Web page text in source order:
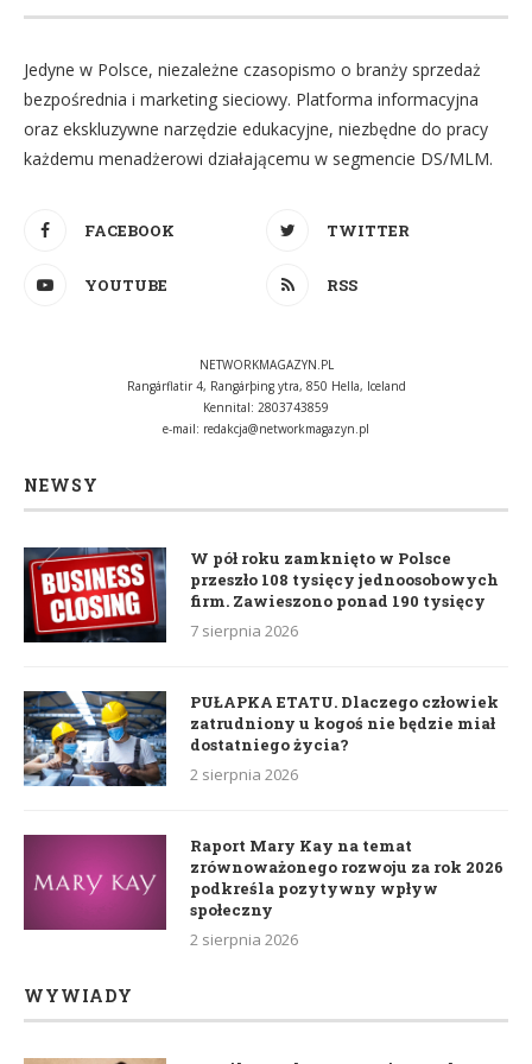
Jedyne w Polsce, niezależne czasopismo o branży sprzedaż
bezpośrednia i marketing sieciowy. Platforma informacyjna
oraz ekskluzywne narzędzie edukacyjne, niezbędne do pracy
każdemu menadżerowi działającemu w segmencie DS/MLM.
FACEBOOK TWITTER
YOUTUBE RSS
NETWORKMAGAZYN.PL
Rangárflatir 4, Rangárþing ytra, 850 Hella, Iceland
Kennital: 2803743859
e-mail: redakcja@networkmagazyn.pl
NEWSY
W pół roku zamknięto w Polsce
przeszło 108 tysięcy jednoosobowych
firm. Zawieszono ponad 190 tysięcy
7 sierpnia 2026
PUŁAPKA ETATU. Dlaczego człowiek
zatrudniony u kogoś nie będzie miał
dostatniego życia?
2 sierpnia 2026
Raport Mary Kay na temat
zrównoważonego rozwoju za rok 2026
podkreśla pozytywny wpływ
społeczny
2 sierpnia 2026
WYWIADY